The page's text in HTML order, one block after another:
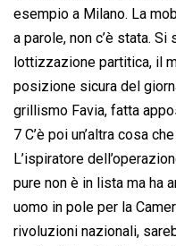
esempio a Milano. La
a parole, non c’è stata.
lottizzazione partitica, il
posizione sicura del
grillismo Favia, fatta
7 C’è poi un’altra cosa
L’ispiratore
pure non è in lista ma ha
uomo in pole per la
rivoluzioni nazionali,